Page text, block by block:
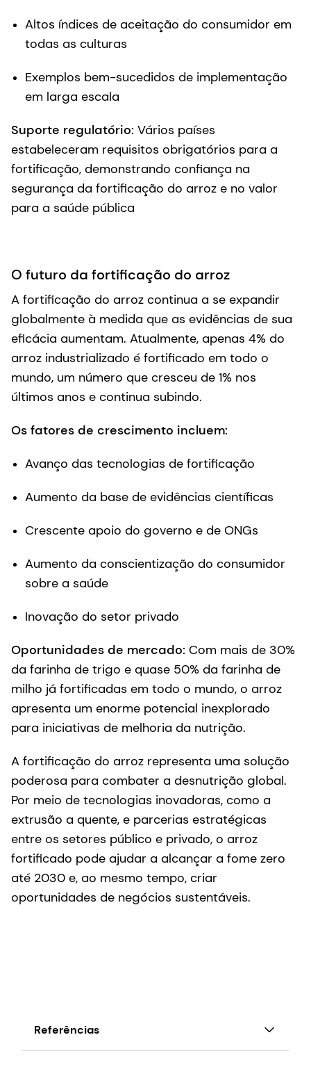
Altos índices de aceitação do consumidor em
todas as culturas
Exemplos bem-sucedidos de implementação
em larga escala
Suporte regulatório: Vários países
estabeleceram requisitos obrigatórios para a
fortificação, demonstrando confiança na
segurança da fortificação do arroz e no valor
para a saúde pública
O futuro da fortificação do arroz
A fortificação do arroz continua a se expandir
globalmente à medida que as evidências de sua
eficácia aumentam. Atualmente, apenas 4% do
arroz industrializado é fortificado em todo o
mundo, um número que cresceu de 1% nos
últimos anos e continua subindo.
Os fatores de crescimento incluem:
Avanço das tecnologias de fortificação
Aumento da base de evidências científicas
Crescente apoio do governo e de ONGs
Aumento da conscientização do consumidor
sobre a saúde
Inovação do setor privado
Oportunidades de mercado: Com mais de 30%
da farinha de trigo e quase 50% da farinha de
milho já fortificadas em todo o mundo, o arroz
apresenta um enorme potencial inexplorado
para iniciativas de melhoria da nutrição.
A fortificação do arroz representa uma solução
poderosa para combater a desnutrição global.
Por meio de tecnologias inovadoras, como a
extrusão a quente, e parcerias estratégicas
entre os setores público e privado, o arroz
fortificado pode ajudar a alcançar a fome zero
até 2030 e, ao mesmo tempo, criar
oportunidades de negócios sustentáveis.
Referências